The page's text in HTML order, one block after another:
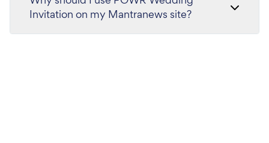
Invitation on my Mantranews site?